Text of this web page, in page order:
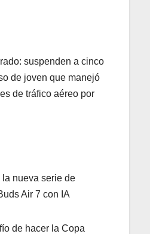
suspenden a cinco
de joven que manejó
de tráfico aéreo por
nueva serie de
Air 7 con IA
de hacer la Copa